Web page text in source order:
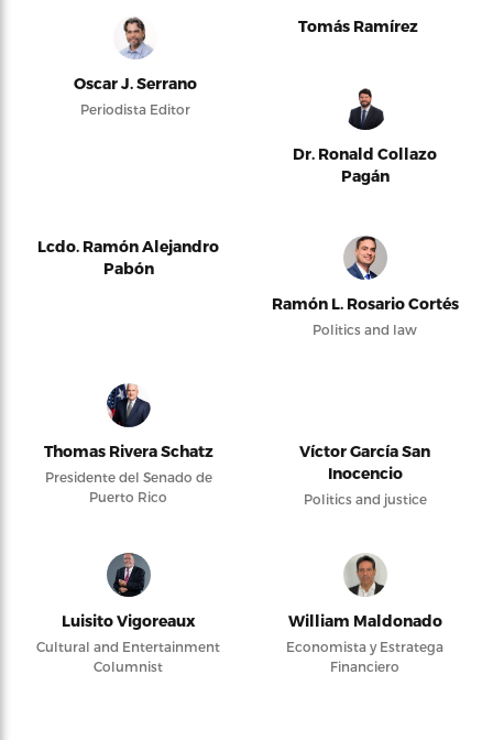
Oscar J. Serrano
Periodista Editor
Tomás Ramírez
Dr. Ronald Collazo
Pagán
Lcdo. Ramón Alejandro
Pabón
Ramón L. Rosario Cortés
Politics and law
Thomas Rivera Schatz
Presidente del Senado de
Puerto Rico
Víctor García San
Inocencio
Politics and justice
Luisito Vigoreaux
Cultural and Entertainment
Columnist
William Maldonado
Economista y Estratega
Financiero